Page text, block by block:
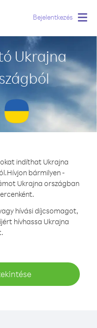
Bejelentkezés
Ukrajna
indíthat Ukrajna
Hívjon bármilyen -
Ukrajna országban
hívási díjcsomagot,
hívhassa Ukrajna